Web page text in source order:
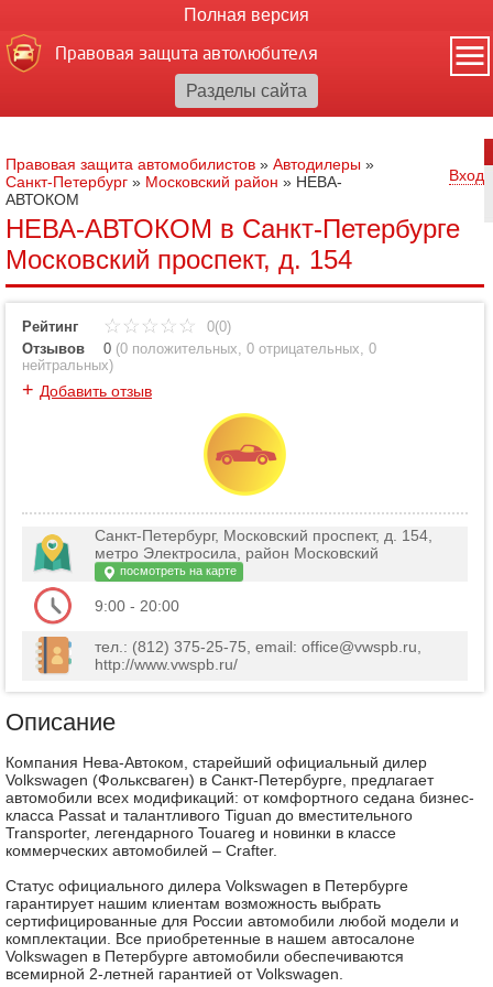
Полная версия
Правовая защита автолюбителя
Правовая защита автомобилистов » Автодилеры »
Санкт-Петербург » Московский район » НЕВА-
АВТОКОМ
Вход
НЕВА-АВТОКОМ в Санкт-Петербурге
Московский проспект, д. 154
Рейтинг
0(0)
Отзывов
0 (0 положительных, 0 отрицательных, 0
нейтральных)
+ Добавить отзыв
Санкт-Петербург, Московский проспект, д. 154,
метро Электросила, район Московский
посмотреть на карте
9:00 - 20:00
тел.: (812) 375-25-75, email: office@vwspb.ru,
http://www.vwspb.ru/
Описание
Компания Нева-Автоком, старейший официальный дилер
Volkswagen (Фольксваген) в Санкт-Петербурге, предлагает
автомобили всех модификаций: от комфортного седана бизнес-
класса Passat и талантливого Tiguan до вместительного
Transporter, легендарного Touareg и новинки в классе
коммерческих автомобилей – Crafter.
Статус официального дилера Volkswagen в Петербурге
гарантирует нашим клиентам возможность выбрать
сертифицированные для России автомобили любой модели и
комплектации. Все приобретенные в нашем автосалоне
Volkswagen в Петербурге автомобили обеспечиваются
всемирной 2-летней гарантией от Volkswagen.